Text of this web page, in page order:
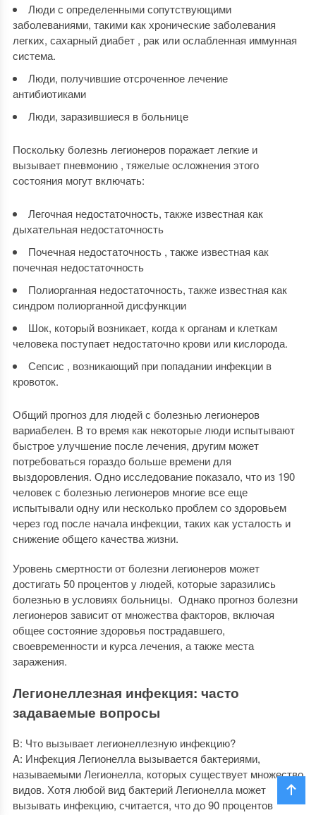
Люди с определенными сопутствующими
заболеваниями, такими как хронические заболевания
легких, сахарный диабет , рак или ослабленная иммунная
система.
Люди, получившие отсроченное лечение
антибиотиками
Люди, заразившиеся в больнице
Поскольку болезнь легионеров поражает легкие и
вызывает пневмонию , тяжелые осложнения этого
состояния могут включать:
Легочная недостаточность, также известная как
дыхательная недостаточность
Почечная недостаточность , также известная как
почечная недостаточность
Полиорганная недостаточность, также известная как
синдром полиорганной дисфункции
Шок, который возникает, когда к органам и клеткам
человека поступает недостаточно крови или кислорода.
Сепсис , возникающий при попадании инфекции в
кровоток.
Общий прогноз для людей с болезнью легионеров
вариабелен. В то время как некоторые люди испытывают
быстрое улучшение после лечения, другим может
потребоваться гораздо больше времени для
выздоровления. Одно исследование показало, что из 190
человек с болезнью легионеров многие все еще
испытывали одну или несколько проблем со здоровьем
через год после начала инфекции, таких как усталость и
снижение общего качества жизни.
Уровень смертности от болезни легионеров может
достигать 50 процентов у людей, которые заразились
болезнью в условиях больницы. Однако прогноз болезни
легионеров зависит от множества факторов, включая
общее состояние здоровья пострадавшего,
своевременности и курса лечения, а также места
заражения.
Легионеллезная инфекция: часто
задаваемые вопросы
В: Что вызывает легионеллезную инфекцию?
A: Инфекция Легионелла вызывается бактериями,
называемыми Легионелла, которых существует множество
видов. Хотя любой вид бактерий Легионелла может
вызывать инфекцию, считается, что до 90 процентов